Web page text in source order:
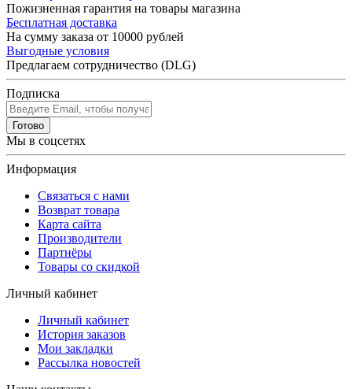
Пожизненная гарантия на товары магазина
Бесплатная доставка
На сумму заказа от 10000 рублей
Выгодные условия
Предлагаем сотрудничество (DLG)
Подписка
Готово
Мы в соцсетях
Информация
Связаться с нами
Возврат товара
Карта сайта
Производители
Партнёры
Товары со скидкой
Личный кабинет
Личный кабинет
История заказов
Мои закладки
Рассылка новостей